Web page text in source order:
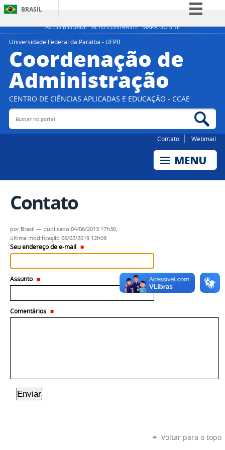
ACESSIBILIDADE ALTO CONTRASTE MAPA DO SITE
BRASIL
Simplifique!
Participe
Acesso à informação
Legislação
Canais
Universidade Federal da Paraíba - UFPB
Coordenação de
Administração
CENTRO DE CIÊNCIAS APLICADAS E EDUCAÇÃO - CCAE
Buscar no portal
Contato Webmail
Contato
por Brasil — publicado 04/06/2013 17h30,
última modificação 06/02/2019 12h09
Seu endereço de e-mail
Assunto
Comentários
Voltar para o topo